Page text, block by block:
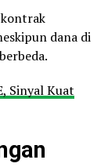
dana di
Sinyal Kuat